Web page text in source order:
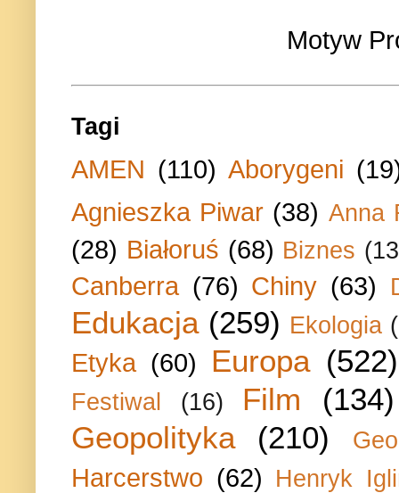
Motyw
Tagi
AMEN (110) Aborygeni
Agnieszka Piwar (38) Anna
(28) Białoruś (68) Biznes
Canberra (76) Chiny (63)
Edukacja (259) Ekologia
Etyka (60) Europa (522)
Festiwal (16) Film
(134)
Geopolityka
(210)
Harcerstwo (62) Henryk